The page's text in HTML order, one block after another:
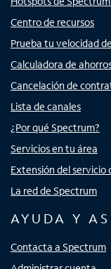
Centro de recursos
Prueba tu velocidad
Calculadora de
Cancelación de
Lista de canales
¿Por qué Spectrum?
Servicios en tu área
Extensión del servicio
La red de Spectrum
AYUDA Y
Contacta a Spectrum